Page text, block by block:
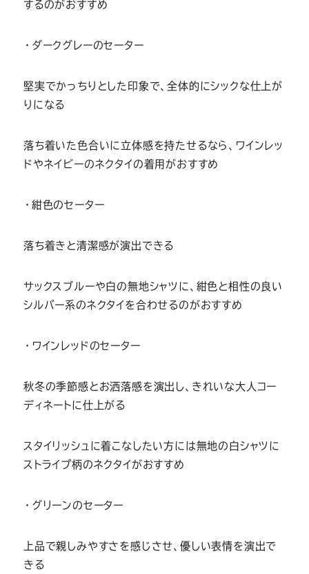
するのがおすすめ
・ダークグレーのセーター
堅実でかっちりとした印象で、全体的にシックな仕上が
りになる
落ち着いた色合いに立体感を持たせるなら、ワインレッ
ドやネイビーのネクタイの着用がおすすめ
・紺色のセーター
落ち着きと清潔感が演出できる
サックスブルーや白の無地シャツに、紺色と相性の良い
シルバー系のネクタイを合わせるのがおすすめ
・ワインレッドのセーター
秋冬の季節感とお洒落感を演出し、きれいな大人コー
ディネートに仕上がる
スタイリッシュに着こなしたい方には無地の白シャツに
ストライプ柄のネクタイがおすすめ
・グリーンのセーター
上品で親しみやすさを感じさせ、優しい表情を演出で
きる